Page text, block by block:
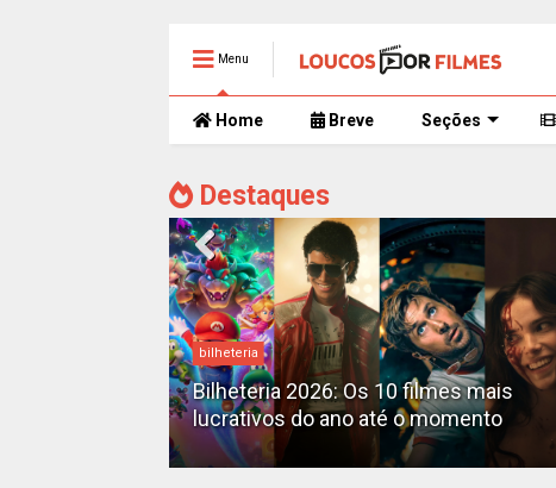
Menu
Home Breve Seções
Destaques
bilheteria
Bilheteria 2026: Os 10 filmes mais
lucrativos do ano até o momento